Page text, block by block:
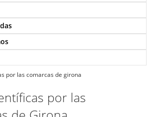
por las comarcas de girona
por las